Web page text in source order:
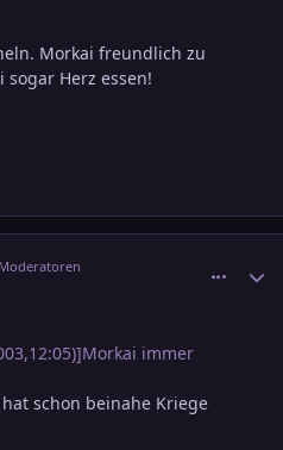
Morkai freundlich zu
Herz essen!
immer
schon beinahe Kriege